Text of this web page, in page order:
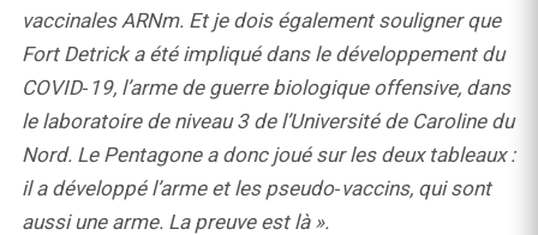
vaccinales ARNm. Et je dois également souligner que
Fort Detrick a été impliqué dans le développement du
COVID‑19, l’arme de guerre biologique offensive, dans
le laboratoire de niveau 3 de l’Université de Caroline du
Nord. Le Pentagone a donc joué sur les deux tableaux :
il a développé l’arme et les pseudo‑vaccins, qui sont
aussi une arme. La preuve est là ».